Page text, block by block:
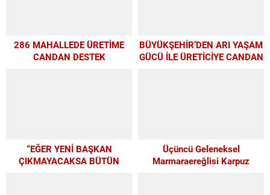
286 MAHALLEDE ÜRETİME
CANDAN DESTEK
BÜYÜKŞEHİR’DEN ARI YAŞAM
GÜCÜ İLE ÜRETİCİYE CANDAN
“EĞER YENİ BAŞKAN
ÇIKMAYACAKSA BÜTÜN
Üçüncü Geleneksel
Marmaraereğlisi Karpuz